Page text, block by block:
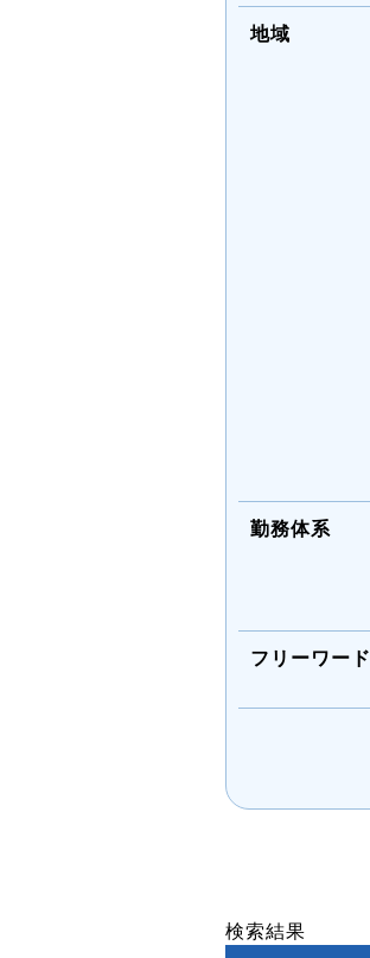
地域
勤務体系
フリーワード
検索結果